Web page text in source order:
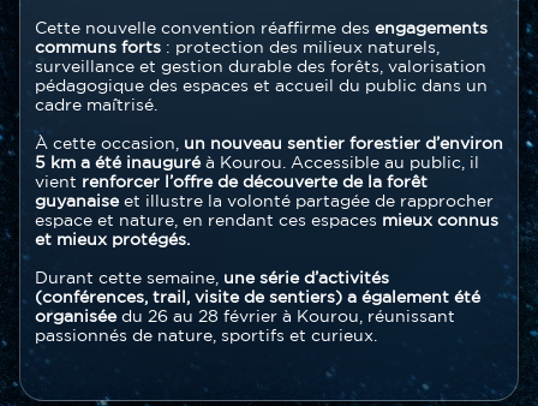
Cette nouvelle convention réaffirme des engagements
communs forts : protection des milieux naturels,
surveillance et gestion durable des forêts, valorisation
pédagogique des espaces et accueil du public dans un
cadre maîtrisé.
À cette occasion, un nouveau sentier forestier d’environ
5 km a été inauguréà Kourou. Accessible au public, il
vient renforcer l’offre de découverte de la forêt
guyanaiseet illustre la volonté partagée de rapprocher
espace et nature, en rendant ces espaces mieux connus
et mieux protégés.
Durant cette semaine, une série d’activités
(conférences, trail, visite de sentiers) a également été
organiséedu 26 au 28 février à Kourou, réunissant
passionnés de nature, sportifs et curieux.